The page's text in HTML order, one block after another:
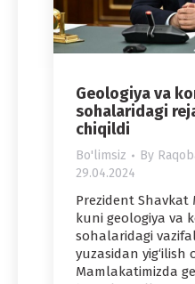
Geologiya va
sohalaridagi
chiqildi
Bo'limsiz By
29.04.2024
Prezident Shavkat
kuni geologiya va
sohalaridagi
yuzasidan yig‘ilish
Mamlakatimizda